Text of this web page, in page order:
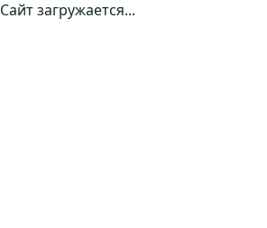
Сайт загружается...